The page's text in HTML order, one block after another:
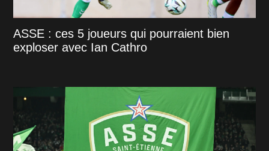
ASSE : ces 5 joueurs qui pourraient bien
exploser avec Ian Cathro